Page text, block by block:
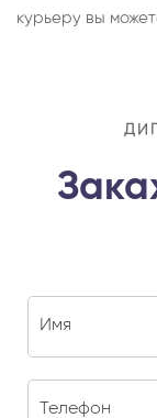
курьеру вы